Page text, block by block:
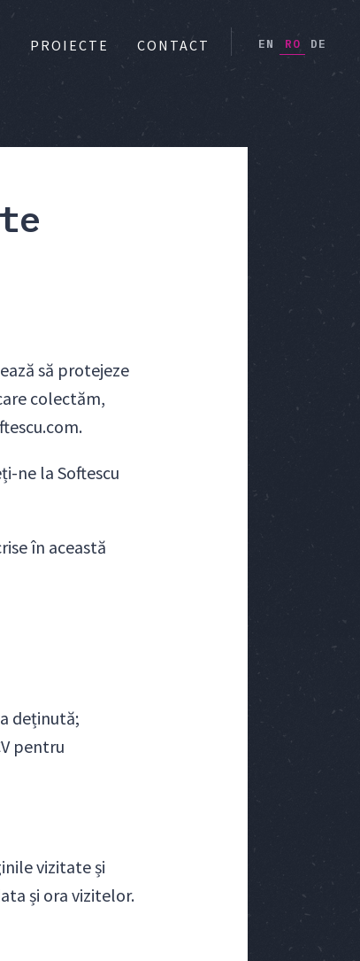
PROIECTE CONTACT EN RO DE
să protejeze
colectăm,
ne la Softescu
în această
deținută;
pentru
vizitate și
și ora vizitelor.